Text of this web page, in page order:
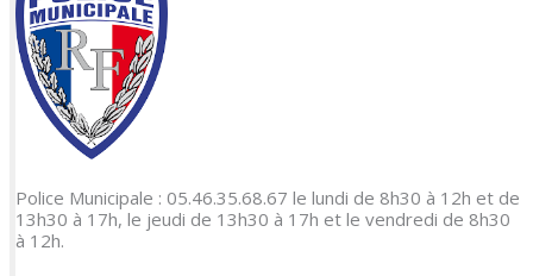
Police Municipale : 05.46.35.68.67 le lundi de 8h30 à 12h et de
13h30 à 17h, le jeudi de 13h30 à 17h et le vendredi de 8h30
à 12h.